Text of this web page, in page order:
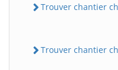
Trouver chantier
Trouver chantier